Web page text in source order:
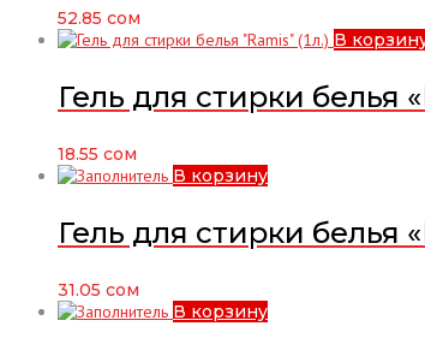
52.85 сом
В
Гель для стирки белья
18.55 сом
В корзину
Гель для стирки белья
31.05 сом
В корзину